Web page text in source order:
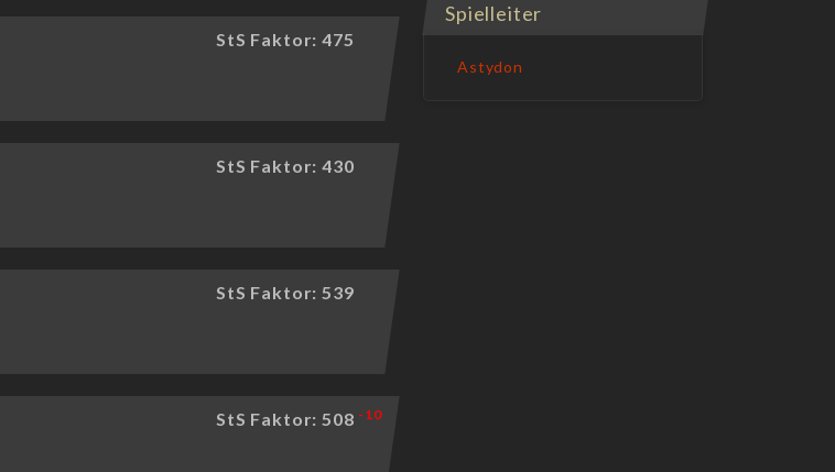
StS Faktor: 475
StS Faktor: 430
StS Faktor: 539
StS Faktor: 508 -10
Spielleiter
Astydon